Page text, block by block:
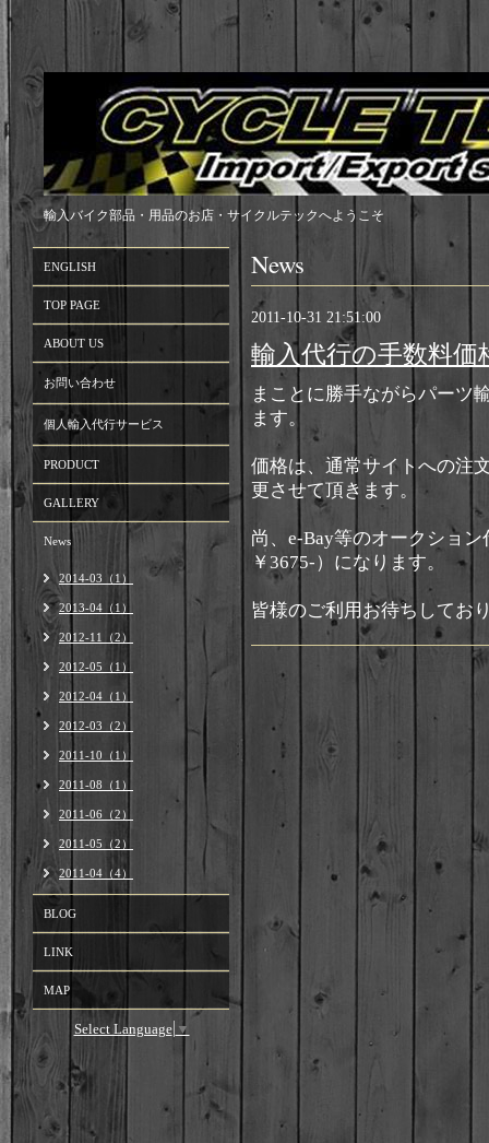
輸入バイク部品・用品のお店・サイクルテックへようこそ
News
2011-10-31 21:51:00
輸入代行の手数料価
まことに勝手ながらパーツ
ます。
価格は、通常サイトへの注
更させて頂きます。
尚、e-Bay等のオークショ
￥3675-）になります。
皆様のご利用お待ちしてお
ENGLISH
TOP PAGE
ABOUT US
お問い合わせ
個人輸入代行サービス
PRODUCT
GALLERY
News
2014-03（1）
2013-04（1）
2012-11（2）
2012-05（1）
2012-04（1）
2012-03（2）
2011-10（1）
2011-08（1）
2011-06（2）
2011-05（2）
2011-04（4）
BLOG
LINK
MAP
Select Language ▼